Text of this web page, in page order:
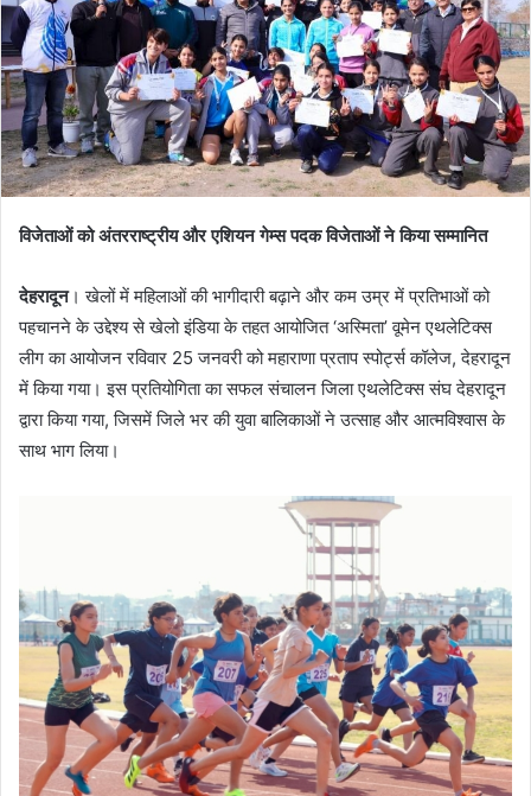
विजेताओं को अंतरराष्ट्रीय और एशियन गेम्स पदक विजेताओं ने किया सम्मानित
देहरादून। खेलों में महिलाओं की भागीदारी बढ़ाने और कम उम्र में प्रतिभाओं को
पहचानने के उद्देश्य से खेलो इंडिया के तहत आयोजित ‘अस्मिता’ वूमेन एथलेटिक्स
लीग का आयोजन रविवार 25 जनवरी को महाराणा प्रताप स्पोर्ट्स कॉलेज, देहरादून
में किया गया। इस प्रतियोगिता का सफल संचालन जिला एथलेटिक्स संघ देहरादून
द्वारा किया गया, जिसमें जिले भर की युवा बालिकाओं ने उत्साह और आत्मविश्वास के
साथ भाग लिया।